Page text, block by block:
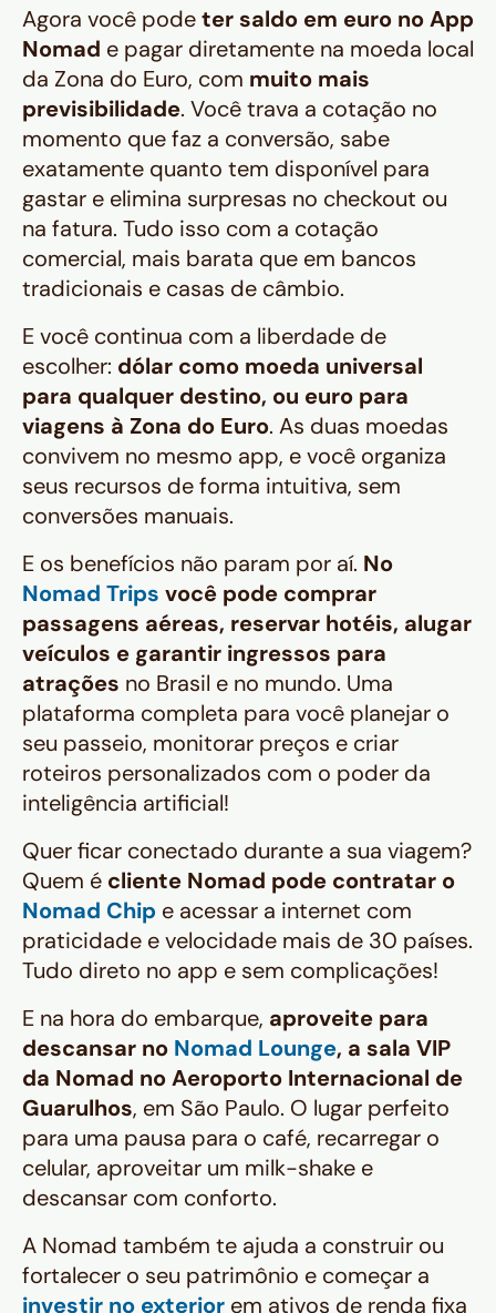
Agora você podeter saldo em euro no App
Nomad e pagar diretamente na moeda local
da Zona do Euro, com muito mais
previsibilidade. Você trava a cotação no
momento que faz a conversão, sabe
exatamente quanto tem disponível para
gastar e elimina surpresas no checkout ou
na fatura. Tudo isso com a cotação
comercial, mais barata que em bancos
tradicionais e casas de câmbio.
E você continua com a liberdade de
escolher: dólar como moeda universal
para qualquer destino, ou euro para
viagens à Zona do Euro. As duas moedas
convivem no mesmo app, e você organiza
seus recursos de forma intuitiva, sem
conversões manuais.
E os benefícios não param por aí. No
Nomad Trips você pode comprar
passagens aéreas, reservar hotéis, alugar
veículos e garantir ingressos para
atrações no Brasil e no mundo. Uma
plataforma completa para você planejar o
seu passeio, monitorar preços e criar
roteiros personalizados com o poder da
inteligência artificial!
Quer ficar conectado durante a sua viagem?
Quem é cliente Nomad pode contratar o
Nomad Chip e acessar a internet com
praticidade e velocidade mais de 30 países.
Tudo direto no app e sem complicações!
E na hora do embarque, aproveite para
descansar no Nomad Lounge, a sala VIP
da Nomad no Aeroporto Internacional de
Guarulhos, em São Paulo. O lugar perfeito
para uma pausa para o café, recarregar o
celular, aproveitar um milk-shake e
descansar com conforto.
A Nomad também te ajuda a construir ou
fortalecer o seu patrimônio e começar a
investir no exterior em ativos de renda fixa